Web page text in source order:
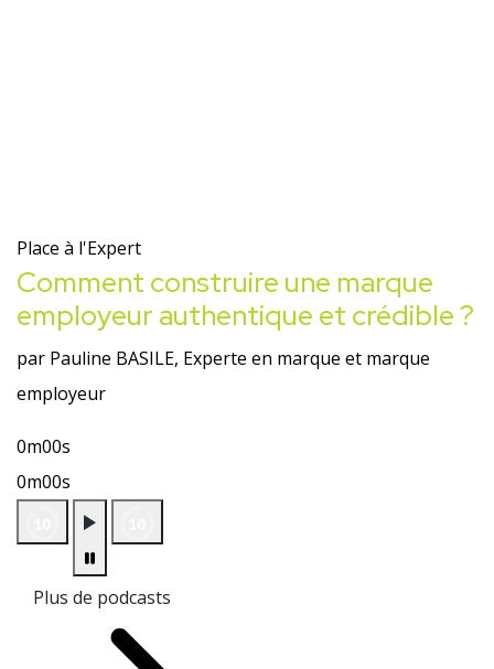
Place à l'Expert
Comment construire une marque
employeur authentique et crédible ?
par Pauline BASILE, Experte en marque et marque
employeur
0m00s
0m00s
Plus de podcasts